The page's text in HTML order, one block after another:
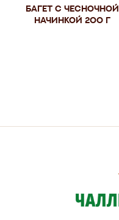
Багет с чесночной
начинкой 200 г